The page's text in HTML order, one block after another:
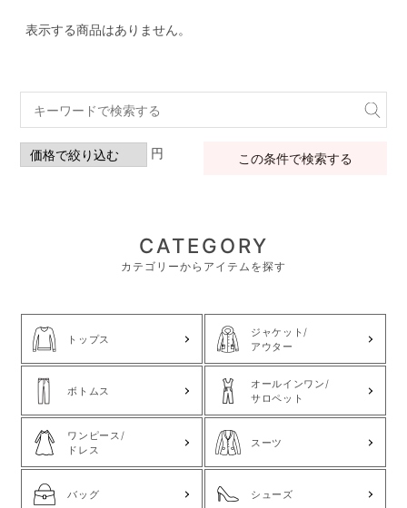
表示する商品はありません。
円 この条件で検索する
CATEGORY
カテゴリーからアイテムを探す
トップス
ジャケット/
アウター
ボトムス
オールインワン/
サロペット
ワンピース/
ドレス
スーツ
バッグ シューズ